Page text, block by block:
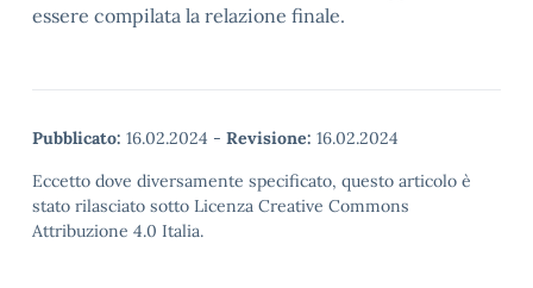
essere compilata la relazione finale.
Pubblicato: 16.02.2024 - Revisione: 16.02.2024
Eccetto dove diversamente specificato, questo articolo è
stato rilasciato sotto Licenza Creative Commons
Attribuzione 4.0 Italia.